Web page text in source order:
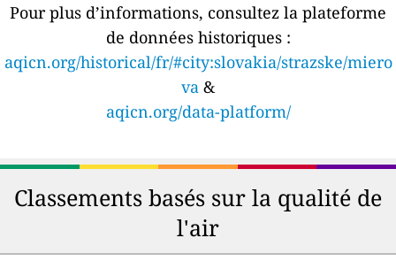
Pour plus d’informations, consultez la plateforme
de données historiques :
aqicn.org/historical/fr/#city:slovakia/strazske/miero
va &
aqicn.org/data-platform/
Classements basés sur la qualité de
l'air